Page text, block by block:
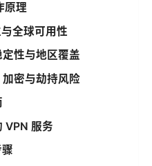
原理
全球可用性
性与地区覆盖
密与劫持风险
VPN 服务